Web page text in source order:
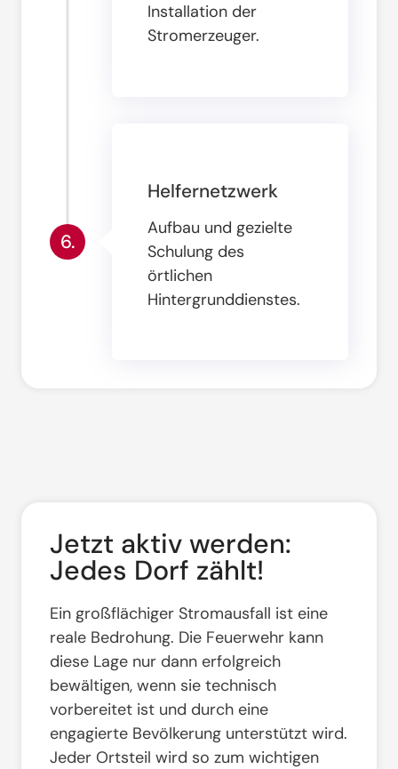
Installation der
Stromerzeuger.
Helfernetzwerk
Aufbau und gezielte
Schulung des
örtlichen
Hintergrunddienstes.
6.
Jetzt aktiv werden:
Jedes Dorf zählt!
Ein großflächiger Stromausfall ist eine
reale Bedrohung. Die Feuerwehr kann
diese Lage nur dann erfolgreich
bewältigen, wenn sie technisch
vorbereitet ist und durch eine
engagierte Bevölkerung unterstützt wird.
Jeder Ortsteil wird so zum wichtigen